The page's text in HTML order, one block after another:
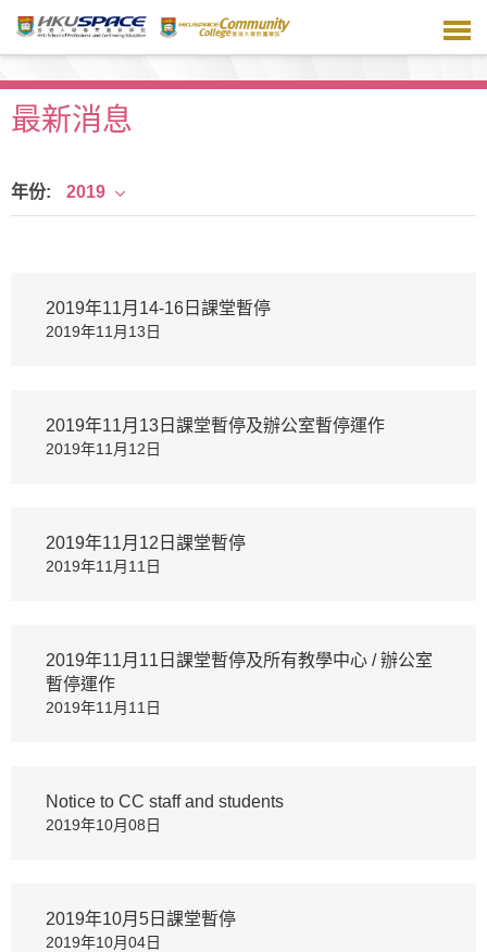
主
容最新消息
年份: 2019
2019年11月14-16日課堂暫停
2019年11月13日
2019年11月13日課堂暫停及辦公室暫停運作
2019年11月12日
2019年11月12日課堂暫停
2019年11月11日
2019年11月11日課堂暫停及所有教學中心 / 辦公室
暫停運作
2019年11月11日
Notice to CC staff and students
2019年10月08日
2019年10月5日課堂暫停
2019年10月04日